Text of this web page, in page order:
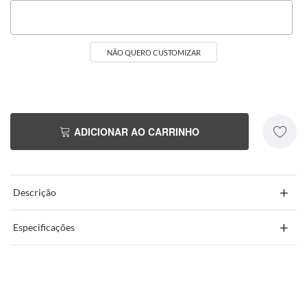
NÃO QUERO CUSTOMIZAR
ADICIONAR AO CARRINHO
Descrição +
Especificações +